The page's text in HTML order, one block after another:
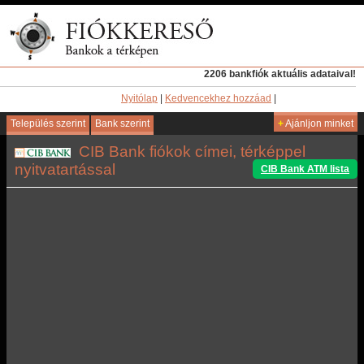
2206 bankfiók aktuális adataival!
Nyitólap Kedvencekhez hozzáad
Település szerint Bank szerint +Ajánljon minket
CIB Bank fiókok címei, térképpel
nyitvatartással
CIB Bank ATM lista